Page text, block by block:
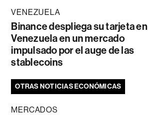
VENEZUELA
Binance despliega su tarjeta en
Venezuela en un mercado
impulsado por el auge de las
stablecoins
OTRAS NOTICIAS ECONÓMICAS
MERCADOS